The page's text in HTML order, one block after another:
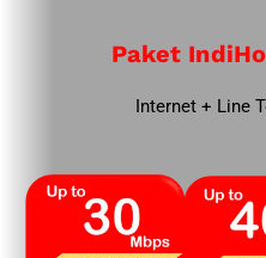
Paket
Internet + Line